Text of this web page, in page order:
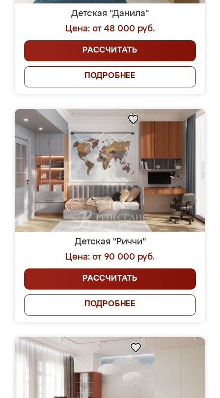
Детская "Данила"
Цена: от 48 000 руб.
РАССЧИТАТЬ
ПОДРОБНЕЕ
Детская "Риччи"
Цена: от 90 000 руб.
РАССЧИТАТЬ
ПОДРОБНЕЕ